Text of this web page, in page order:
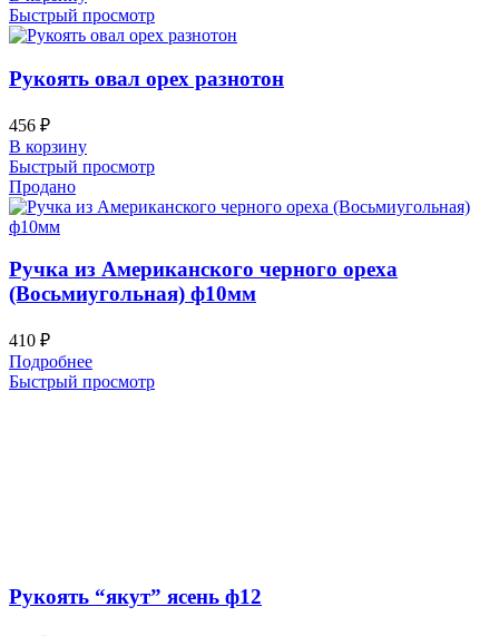
Быстрый просмотр
Рукоять овал орех разнотон
456 ₽
В корзину
Быстрый просмотр
Продано
Ручка из Американского черного ореха
(Восьмиугольная) ф10мм
410 ₽
Подробнее
Быстрый просмотр
Рукоять “якут” ясень ф12